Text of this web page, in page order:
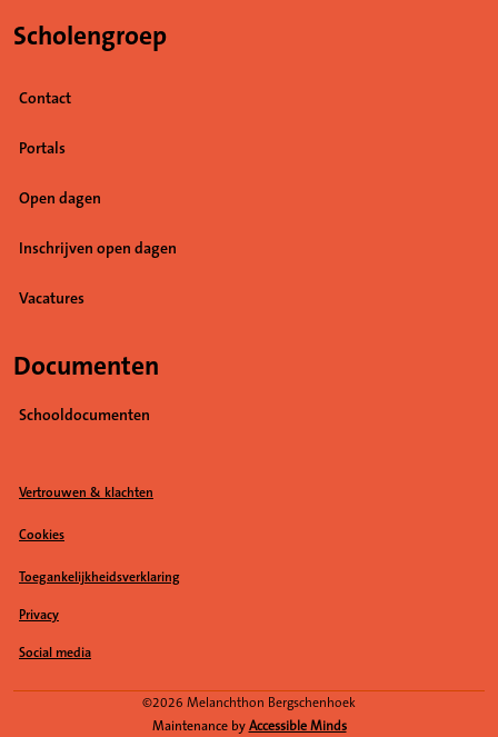
Scholengroep
Contact
Portals
Open dagen
Inschrijven open dagen
Vacatures
Documenten
Schooldocumenten
Vertrouwen & klachten
Cookies
Toegankelijkheidsverklaring
Privacy
Social media
©2026 Melanchthon Bergschenhoek
Maintenance by Accessible Minds